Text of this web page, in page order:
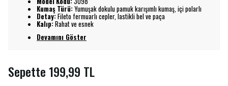
Kumaş Türü:Yumuşak dokulu pamuk karışımlı kumaş, içi polarlı
Detay:Fileto fermuarlı cepler, lastikli bel ve paça
Kalıp:Rahat ve esnek
Devamını Göster
Sepette 199,99 TL